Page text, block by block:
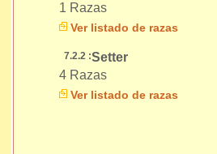
1 Razas
Ver listado de razas
7.2.2 :Setter
4 Razas
Ver listado de razas